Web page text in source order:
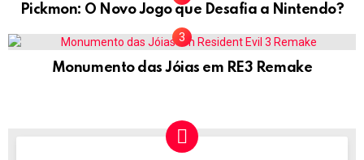
Pickmon: O Novo Jogo que Desafia a Nintendo?
Monumento das Jóias em RE3 Remake